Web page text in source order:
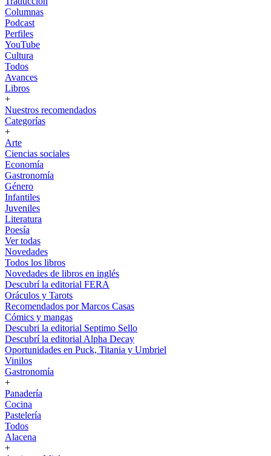
Columnas
Podcast
Perfiles
YouTube
Cultura
Todos
Avances
Libros
+
Nuestros recomendados
Categorías
+
Arte
Ciencias sociales
Economía
Gastronomía
Género
Infantiles
Juveniles
Literatura
Poesía
Ver todas
Novedades
Todos los libros
Novedades de libros en inglés
Descubrí la editorial FERA
Oráculos y Tarots
Recomendados por Marcos Casas
Cómics y mangas
Descubri la editorial Septimo Sello
Descubrí la editorial Alpha Decay
Oportunidades en Puck, Titania y Umbriel
Vinilos
Gastronomía
+
Panadería
Cocina
Pastelería
Todos
Alacena
+